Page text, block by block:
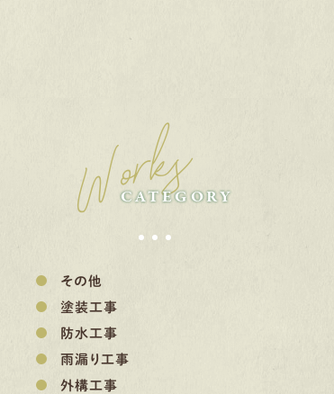
Works
CATEGORY
その他
塗装工事
防水工事
雨漏り工事
外構工事